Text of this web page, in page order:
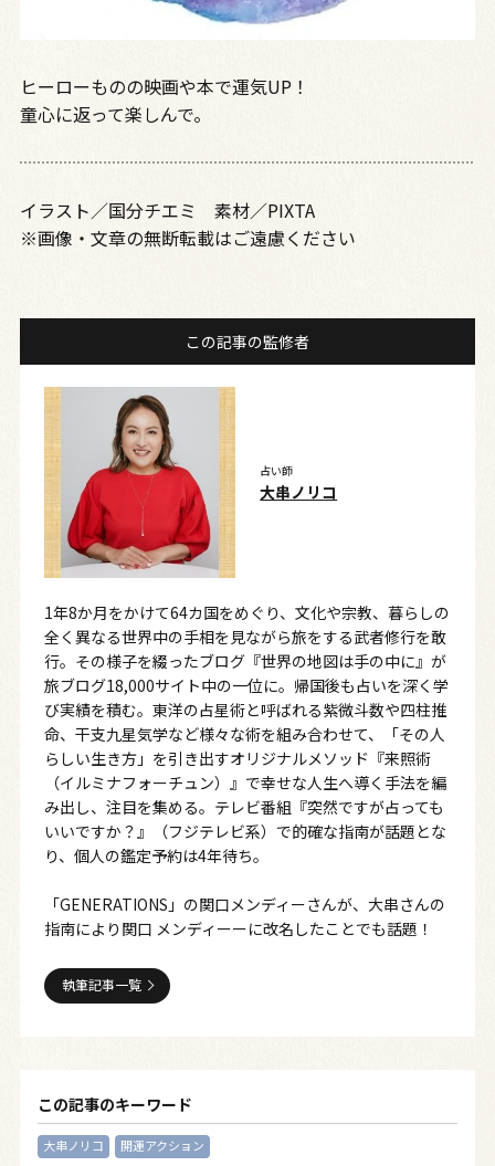
ヒーローものの映画や本で運気UP！
童心に返って楽しんで。
イラスト／国分チエミ 素材／PIXTA
※画像・文章の無断転載はご遠慮ください
この記事の監修者
占い師
大串ノリコ
1年8か月をかけて64カ国をめぐり、文化や宗教、暮らしの
全く異なる世界中の手相を見ながら旅をする武者修行を敢
行。その様子を綴ったブログ『世界の地図は手の中に』が
旅ブログ18,000サイト中の一位に。帰国後も占いを深く学
び実績を積む。東洋の占星術と呼ばれる紫微斗数や四柱推
命、干支九星気学など様々な術を組み合わせて、「その人
らしい生き方」を引き出すオリジナルメソッド『来照術
（イルミナフォーチュン）』で幸せな人生へ導く手法を編
み出し、注目を集める。テレビ番組『突然ですが占っても
いいですか？』（フジテレビ系）で的確な指南が話題とな
り、個人の鑑定予約は4年待ち。
「GENERATIONS」の関口メンディーさんが、大串さんの
指南により関口 メンディーーに改名したことでも話題！
執筆記事一覧
この記事のキーワード
大串ノリコ 開運アクション